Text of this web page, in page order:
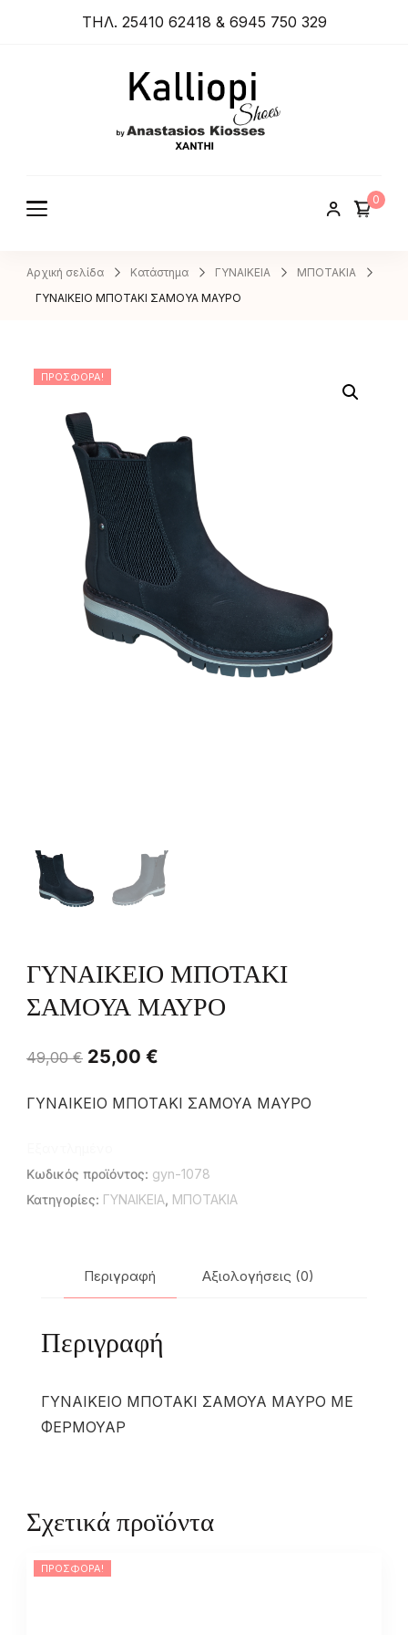
ΤΗΛ. 25410 62418 & 6945 750 329
KIOSSES
0
Αρχική σελίδα Κατάστημα ΓΥΝΑΙΚΕΙΑ
ΜΠΟΤΑΚΙΑ
ΓΥΝΑΙΚΕΙΟ ΜΠΟΤΑΚΙ ΣΑΜΟΥΑ ΜΑΥΡΟ
ΠΡΟΣΦΟΡΆ!
ΓΥΝΑΙΚΕΙΟ ΜΠΟΤΑΚΙ
ΣΑΜΟΥΑ ΜΑΥΡΟ
49,00€ 25,00 €
ΓΥΝΑΙΚΕΙΟ ΜΠΟΤΑΚΙ ΣΑΜΟΥΑ ΜΑΥΡΟ
Κωδικός προϊόντος: gyn-1078
Κατηγορίες: ΓΥΝΑΙΚΕΙΑ, ΜΠΟΤΑΚΙΑ
Περιγραφή Αξιολογήσεις (0)
Περιγραφή
ΓΥΝΑΙΚΕΙΟ ΜΠΟΤΑΚΙ ΣΑΜΟΥΑ ΜΑΥΡΟ ΜΕ
ΦΕΡΜΟΥΑΡ
Σχετικά προϊόντα
ΠΡΟΣΦΟΡΆ!